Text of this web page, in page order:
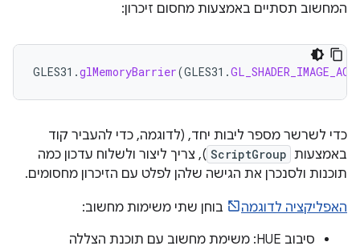
המחשוב תסתיים באמצעות מחסום זיכרון:
GLES31 .glMemoryBarrier(GLES31 .
כדי לשרשר מספר ליבות יחד, (לדוגמה, כדי להעביר קוד
באמצעות ScriptGroup ), צריך ליצור ולשלוח עדכון כמה
תוכנות ולסנכרן את הגישה שלהן לפלט עם הזיכרון מחסומים.
האפליקציה לדוגמה
בוחן שתי משימות מחשוב:
סיבוב HUE: משימת מחשוב עם תוכנת הצללה